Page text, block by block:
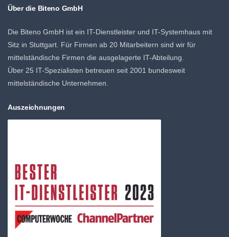
Über die Biteno GmbH
Die Biteno GmbH ist ein IT-Dienstleister und IT-Systemhaus mit
Sitz in Stuttgart. Für Firmen ab 20 Mitarbeitern sind wir für
mittelständische Firmen die ausgelagerte IT-Abteilung.
Über 25 IT-Spezialisten betreuen seit 2001 bundesweit
mittelständische Unternehmen.
Auszeichnungen